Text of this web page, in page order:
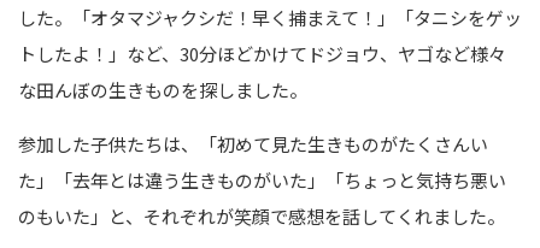
した。「オタマジャクシだ！早く捕まえて！」「タニシをゲッ
トしたよ！」など、30分ほどかけてドジョウ、ヤゴなど様々
な田んぼの生きものを探しました。
参加した子供たちは、「初めて見た生きものがたくさんい
た」「去年とは違う生きものがいた」「ちょっと気持ち悪い
のもいた」と、それぞれが笑顔で感想を話してくれました。